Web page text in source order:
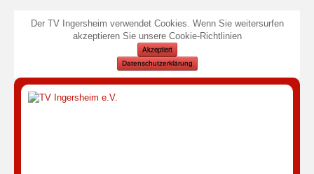
Der TV Ingersheim verwendet Cookies. Wenn Sie weitersurfen
akzeptieren Sie unsere Cookie-Richtlinien
Akzeptiert
Datenschutzerklärung